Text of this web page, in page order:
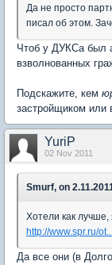
Да не просто
писал об этом.
Чтоб у ДУКСа был
взволнованных
Подскажите, кем
застройщиком или
YuriP
02 Nov 2011
Smurf, on
Хотели как
http://www.spr.ru/
Да все они (в